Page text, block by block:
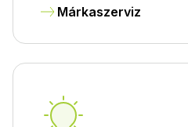
Márkaszerviz